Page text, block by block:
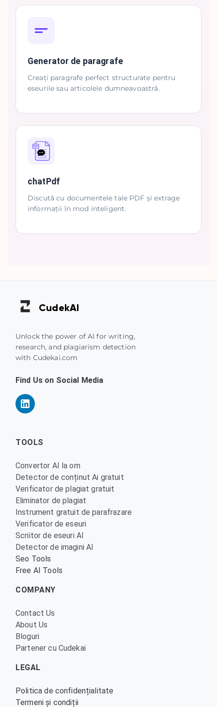
Generator de paragrafe
Creați paragrafe perfect structurate pentru
eseurile sau articolele dumneavoastră.
chatPdf
Discută cu documentele tale PDF și extrage
informații în mod inteligent.
CudekAI
Unlock the power of AI for writing,
research, and plagiarism detection
with Cudekai.com
Find Us on Social Media
TOOLS
Convertor AI la om
Detector de conținut Ai gratuit
Verificator de plagiat gratuit
Eliminator de plagiat
Instrument gratuit de parafrazare
Verificator de eseuri
Scriitor de eseuri AI
Detector de imagini AI
Seo Tools
Free AI Tools
COMPANY
Contact Us
About Us
Bloguri
Partener cu Cudekai
LEGAL
Politica de confidențialitate
Termeni și condiții